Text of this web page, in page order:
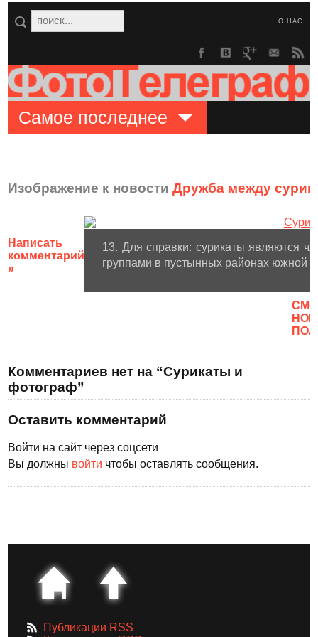
О НАС
Самое последнее
Изображение к новостиДружба между
Написать
комментарий
»
13. Для справки: сурикаты являются
группами в пустынных районах южной
Комментариев нет на “Сурикаты и
фотограф”
Оставить комментарий
Войти на сайт через соцсети
Вы должны войти чтобы оставлять сообщения.
Публикации RSS